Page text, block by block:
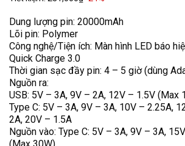
Dung lượng pin: 20000mAh
Lõi pin: Polymer
Công nghệ/Tiện ích: Màn hình LED báo
Quick Charge 3.0
Thời gian sạc đầy pin: 4 – 5 giờ (dùng
Nguồn ra:
USB: 5V – 3A, 9V – 2A, 12V – 1.5V (Max
Type C: 5V – 3A, 9V – 3A, 10V – 2.25A,
2A, 20V – 1.5A
Nguồn vào: Type C: 5V – 3A, 9V – 3A,
(Max 30W)